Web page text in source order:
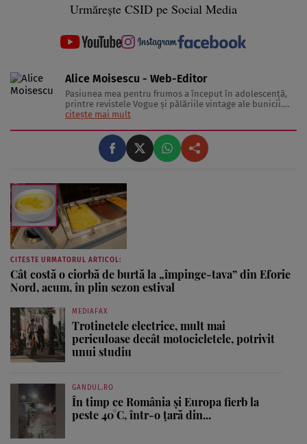
Urmărește CSID pe Social Media
Alice Moisescu - Web-Editor
Pasiunea mea pentru frumos a început în adolescență,
printre revistele Vogue și pălăriile vintage ale bunicii.
Astăzi, am transformat acea fascinație într-o misiune:
citește mai mult
CITESTE URMATORUL ARTICOL:
Cât costă o ciorbă de burtă la „împinge-tava” din Eforie
Nord, acum, în plin sezon estival
MEDIAFAX
Trotinetele electrice, mult mai
periculoase decât motocicletele, potrivit
unui studiu
GANDUL.RO
În timp ce România și Europa fierb la
peste 40°C, într-o țară din...